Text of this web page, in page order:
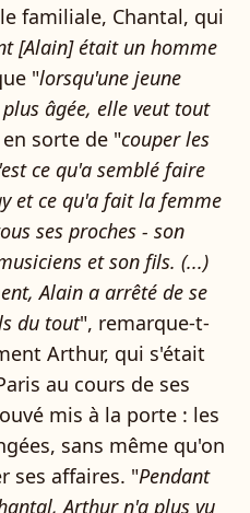
familiale, Chantal, qui
[Alain] était un homme
"lorsqu'une jeune
âgée, elle veut tout
sorte de "couper les
ce qu'a semblé faire
et ce qu'a fait la femme
ses proches - son
et son fils. (...)
Alain a arrêté de se
du tout", remarque-t-
Arthur, qui s'était
au cours de ses
mis à la porte : les
sans même qu'on
ses affaires. "Pendant
Arthur n'a plus vu